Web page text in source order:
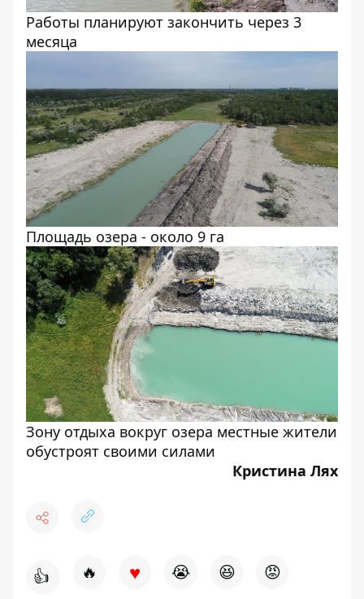
Работы планируют закончить через 3
месяца
Площадь озера - около 9 га
Зону отдыха вокруг озера местные жители
обустроят своими силами
Кристина Лях
👍 🔥 ♥ 😭 😆 😡